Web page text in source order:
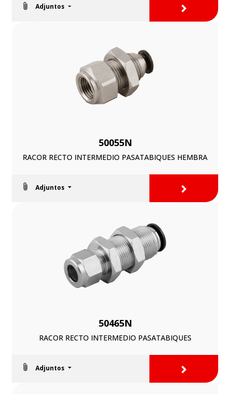
Adjuntos >
50055N
RACOR RECTO INTERMEDIO PASATABIQUES HEMBRA
Adjuntos >
50465N
RACOR RECTO INTERMEDIO PASATABIQUES
Adjuntos >